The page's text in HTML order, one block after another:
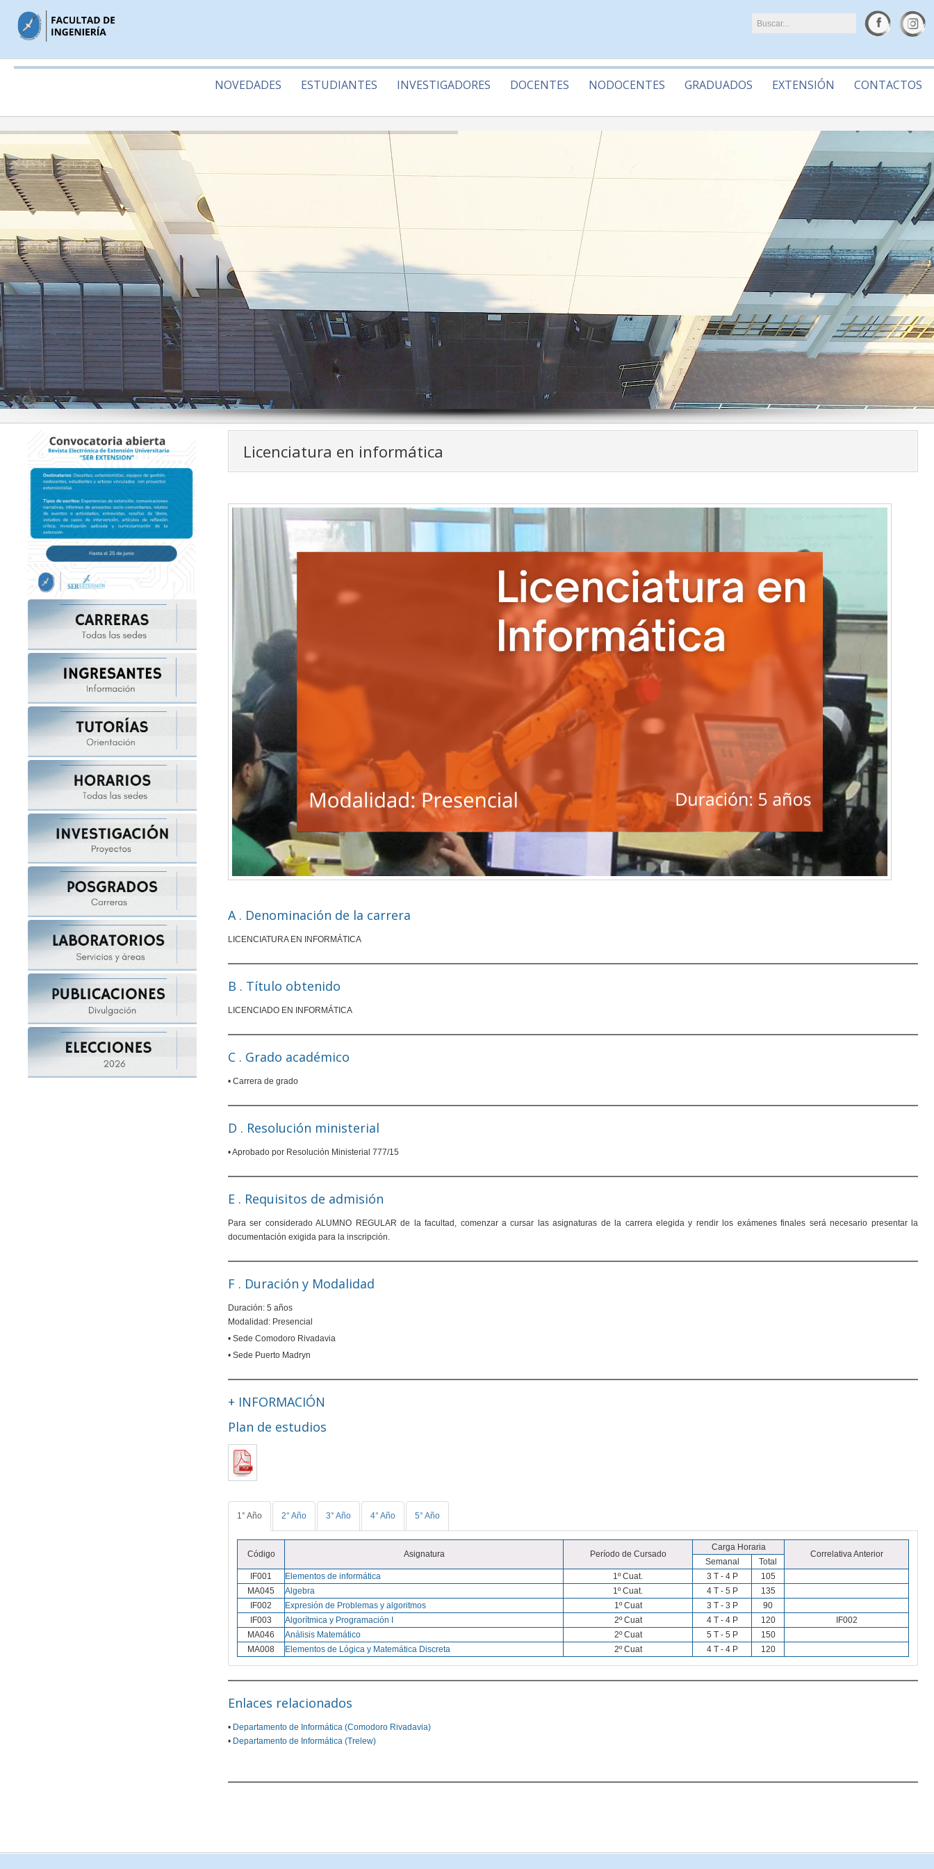
NOVEDADES ESTUDIANTES INVESTIGADORES DOCENTES NODOCENTES GRADUADOS EXTENSIÓN CONTACTOS
Licenciatura en informática
A . Denominación de la carrera
LICENCIATURA EN INFORMÁTICA
B . Título obtenido
LICENCIADO EN INFORMÁTICA
C . Grado académico
• Carrera de grado
D . Resolución ministerial
• Aprobado por Resolución Ministerial 777/15
E . Requisitos de admisión
Para ser considerado ALUMNO REGULAR de la facultad, comenzar a cursar las asignaturas de la carrera elegida y rendir los exámenes finales será necesario presentar la
documentación exigida para la inscripción.
F . Duración y Modalidad
Duración: 5 años
Modalidad: Presencial
• Sede Comodoro Rivadavia
• Sede Puerto Madryn
+ INFORMACIÓN
Plan de estudios
1° Año 2° Año 3° Año 4° Año 5° Año
Código Asignatura Período de Cursado
Carga Horaria
Correlativa Anterior
Semanal
Total
IF001
Elementos de informática 1º Cuat. 3 T - 4 P
105
MA045
Algebra 1º Cuat. 4 T - 5 P
135
IF002
Expresión de Problemas y algoritmos 1º Cuat 3 T - 3 P
90
IF003
Algorítmica y Programación I 2º Cuat 4 T - 4 P 120
IF002
MA046
Análisis Matemático 2º Cuat 5 T - 5 P
150
MA008
Elementos de Lógica y Matemática Discreta 2º Cuat 4 T - 4 P 120
Enlaces relacionados
• Departamento de Informática (Comodoro Rivadavia)
• Departamento de Informática (Trelew)